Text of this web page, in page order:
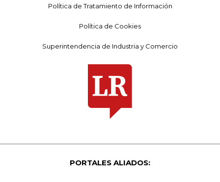
Política de Tratamiento de Información
Política de Cookies
Superintendencia de Industria y Comercio
PORTALES ALIADOS: